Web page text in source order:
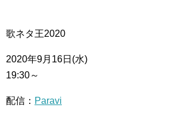
歌ネタ王2020
2020年9月16日(水)
19:30～
配信： Paravi